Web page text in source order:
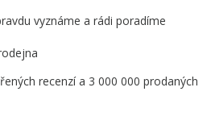
vyznáme a rádi poradíme
recenzí a 3 000 000 prodaných